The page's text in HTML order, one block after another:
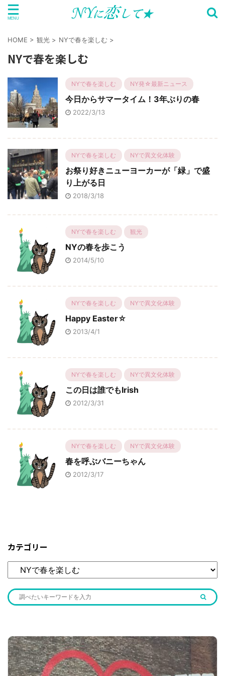
HOME > 観光 > NYで春を楽しむ >
NYで春を楽しむ
NYで春を楽しむ NY発☆最新ニュース
今日からサマータイム！3年ぶりの春
2022/3/13
NYで春を楽しむ NYで異文化体験
お祭り好きニューヨーカーが「緑」で盛
り上がる日
2018/3/18
NYで春を楽しむ 観光
NYの春を歩こう
2014/5/10
NYで春を楽しむ NYで異文化体験
Happy Easter☆
2013/4/1
NYで春を楽しむ NYで異文化体験
この日は誰でもIrish
2012/3/31
NYで春を楽しむ NYで異文化体験
春を呼ぶバニーちゃん
2012/3/17
カテゴリー